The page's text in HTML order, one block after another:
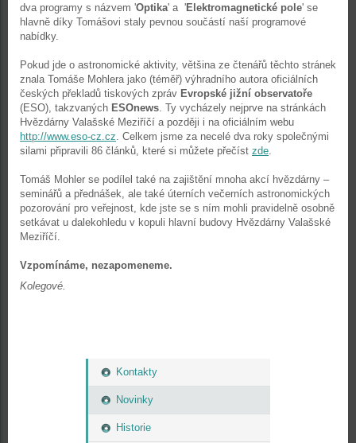
Kontakty
Novinky
Historie
dva programy s názvem 'Optika' a 'Elektromagnetické pole' se
hlavně díky Tomášovi staly pevnou součástí naší programové
nabídky.
Pokud jde o astronomické aktivity, většina ze čtenářů těchto stránek
znala Tomáše Mohlera jako (téměř) výhradního autora oficiálních
českých překladů tiskových zpráv Evropské jižní observatoře
(ESO), takzvaných ESOnews. Ty vycházely nejprve na stránkách
Hvězdárny Valašské Meziříčí a později i na oficiálním webu
http://www.eso-cz.cz. Celkem jsme za necelé dva roky společnými
silami připravili 86 článků, které si můžete přečíst zde.
Tomáš Mohler se podílel také na zajištění mnoha akcí hvězdárny –
seminářů a přednášek, ale také úterních večerních astronomických
pozorování pro veřejnost, kde jste se s ním mohli pravidelně osobně
setkávat u dalekohledu v kopuli hlavní budovy Hvězdárny Valašské
Meziříčí.
Vzpomínáme, nezapomeneme.
Kolegové.